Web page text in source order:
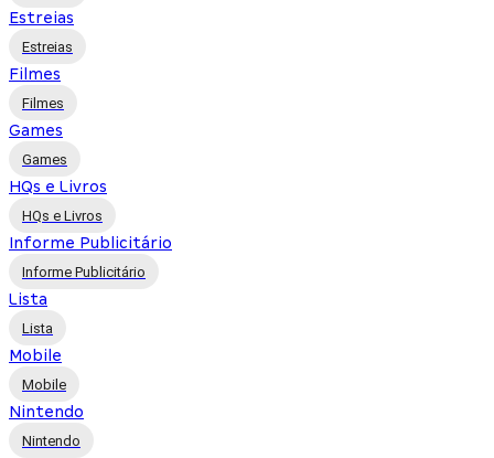
Estreias
Estreias
Filmes
Filmes
Games
Games
HQs e Livros
HQs e Livros
Informe Publicitário
Informe Publicitário
Lista
Lista
Mobile
Mobile
Nintendo
Nintendo